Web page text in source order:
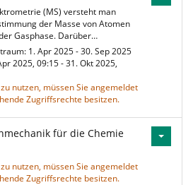
(MS) versteht man
der Masse von Atomen
Gasphase. Darüber…
1. Apr 2025 - 30. Sep 2025
2025, 09:15 - 31. Okt 2025,
nutzen, müssen Sie angemeldet
Zugriffsrechte besitzen.
für die Chemie
nutzen, müssen Sie angemeldet
Zugriffsrechte besitzen.